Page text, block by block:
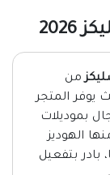
من
يوفر المتجر
بموديلات
الهوديز
بادر بتفعيل